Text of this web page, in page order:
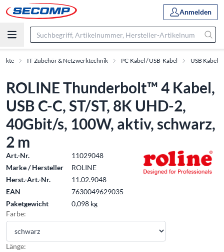
Anmelden
IT-Zubehör & Netzwerktechnik PC-Kabel / USB-Kabel USB Kabel
ROLINE Thunderbolt™ 4 Kabel,
USB C-C, ST/ST, 8K UHD-2,
40Gbit/s, 100W, aktiv, schwarz,
2 m
Art.-Nr.
11029048
Marke / Hersteller
ROLINE
Herst.-Art.-Nr.
11.02.9048
EAN
7630049629035
Paketgewicht
0,098 kg
Farbe:
Länge: